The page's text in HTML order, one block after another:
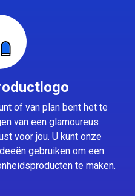
of van plan bent het te
van een glamoureus
voor jou. U kunt onze
gebruiken om een
te maken.